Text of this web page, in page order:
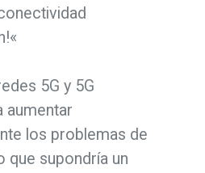
5G y 5G
aumentar
los problemas de
que supondría un